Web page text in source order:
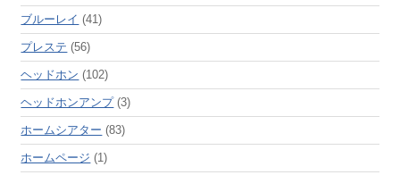
ブルーレイ (41)
プレステ (56)
ヘッドホン (102)
ヘッドホンアンプ(3)
ホームシアター (83)
ホームページ (1)